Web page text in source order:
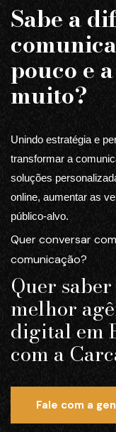
Sabe a
pouco e
muito?
Unindo estratégia e
transformar a
soluções
online, aumentar as
público-alvo.
Quer conversar
comunicação?
Quer
melhor
digital em
com a
Fale com a